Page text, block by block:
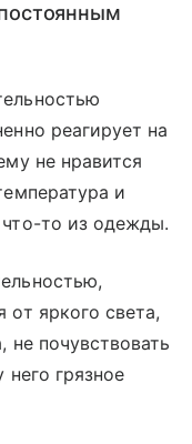
реагирует на
не нравится
и
то из одежды.
от яркого света,
не почувствовать
грязное